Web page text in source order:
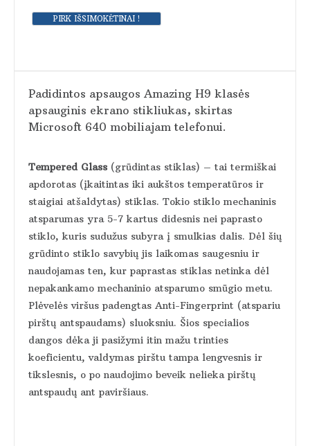
Padidintos apsaugos Amazing H9 klasės
apsauginis ekrano stikliukas, skirtas
Microsoft 640 mobiliajam telefonui.
Tempered Glass (grūdintas stiklas) – tai termiškai
apdorotas (įkaitintas iki aukštos temperatūros ir
staigiai atšaldytas) stiklas. Tokio stiklo mechaninis
atsparumas yra 5-7 kartus didesnis nei paprasto
stiklo, kuris sudužus subyra į smulkias dalis. Dėl šių
grūdinto stiklo savybių jis laikomas saugesniu ir
naudojamas ten, kur paprastas stiklas netinka dėl
nepakankamo mechaninio atsparumo smūgio metu.
Plėvelės viršus padengtas Anti-Fingerprint (atspariu
pirštų antspaudams) sluoksniu. Šios specialios
dangos dėka ji pasižymi itin mažu trinties
koeficientu, valdymas pirštu tampa lengvesnis ir
tikslesnis, o po naudojimo beveik nelieka pirštų
antspaudų ant paviršiaus.